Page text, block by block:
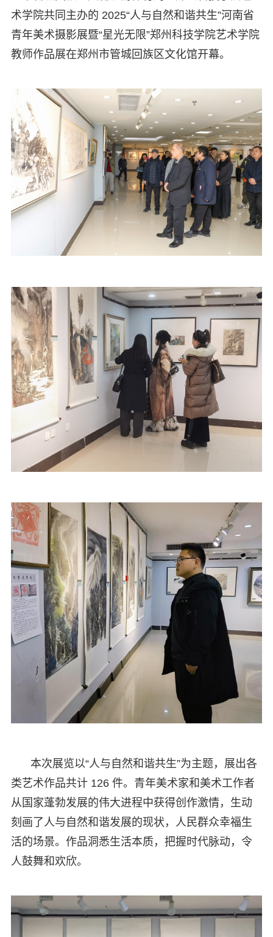
术学院共同主办的 2025“人与自然和谐共生”河南省
青年美术摄影展暨“星光无限”郑州科技学院艺术学院
教师作品展在郑州市管城回族区文化馆开幕。
本次展览以“人与自然和谐共生”为主题，展出各
类艺术作品共计 126 件。青年美术家和美术工作者
从国家蓬勃发展的伟大进程中获得创作激情，生动
刻画了人与自然和谐发展的现状，人民群众幸福生
活的场景。作品洞悉生活本质，把握时代脉动，令
人鼓舞和欢欣。